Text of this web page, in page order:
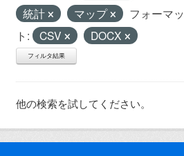
統計
マップ
フォーマッ
ト:
CSV DOCX
フィルタ結果
他の検索を試してください。